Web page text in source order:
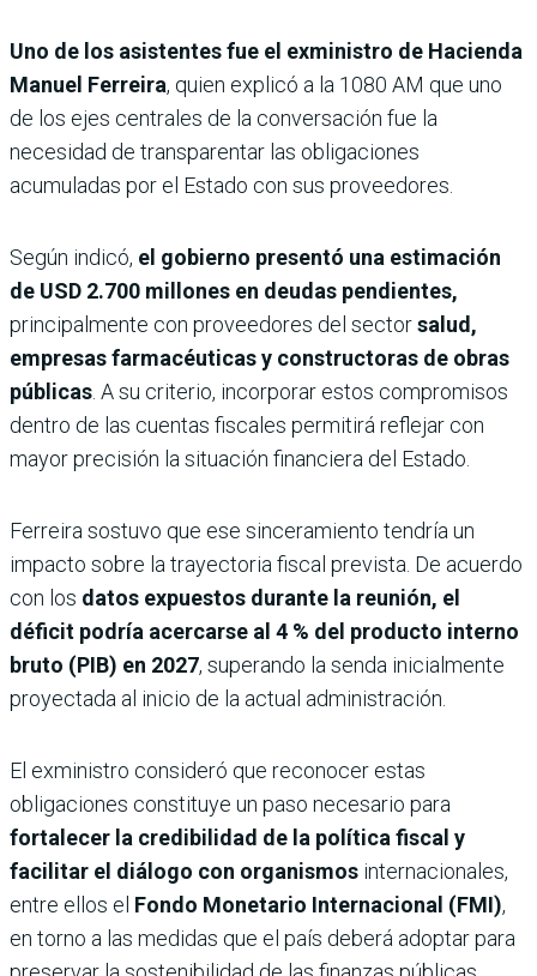
Uno de los asistentes fue el exministro de Hacienda
Manuel Ferreira, quien explicó a la 1080 AM que uno
de los ejes centrales de la conversación fue la
necesidad de transparentar las obligaciones
acumuladas por el Estado con sus proveedores.
Según indicó, el gobierno presentó una estimación
de USD 2.700 millones en deudas pendientes,
principalmente con proveedores del sectorsalud,
empresas farmacéuticas y constructoras de obras
públicas . A su criterio, incorporar estos compromisos
dentro de las cuentas fiscales permitirá reflejar con
mayor precisión la situación financiera del Estado.
Ferreira sostuvo que ese sinceramiento tendría un
impacto sobre la trayectoria fiscal prevista. De acuerdo
con los datos expuestos durante la reunión, el
déficit podría acercarse al 4 % del producto interno
bruto (PIB) en 2027, superando la senda inicialmente
proyectada al inicio de la actual administración.
El exministro consideró que reconocer estas
obligaciones constituye un paso necesario para
fortalecer la credibilidad de la política fiscal y
facilitar el diálogo con organismos internacionales,
entre ellos el Fondo Monetario Internacional (FMI),
en torno a las medidas que el país deberá adoptar para